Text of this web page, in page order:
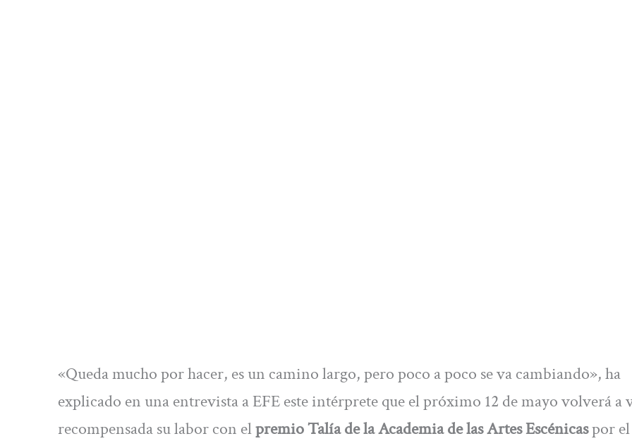
«Queda mucho por hacer, es un camino largo, pero poco a poco se va cambiando», ha
explicado en una entrevista a EFE este intérprete que el próximo 12 de mayo volverá a
recompensada su labor con elpremio Talía de la Academia de las Artes Escénicaspor el